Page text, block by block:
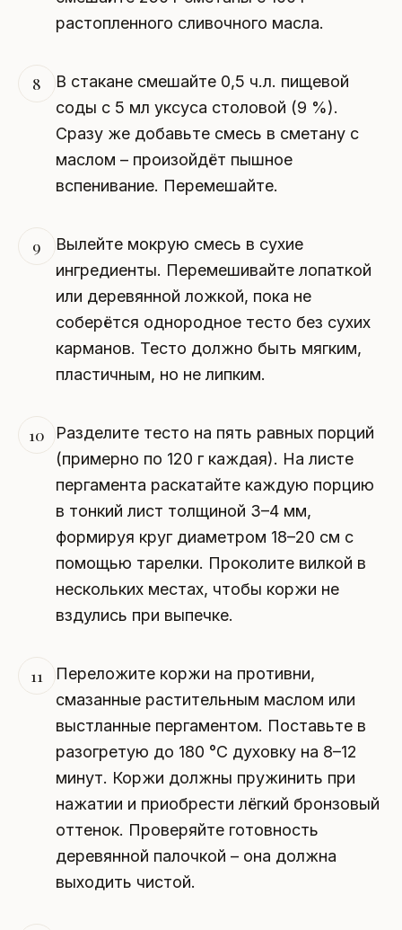
растопленного сливочного масла.
8
В стакане смешайте 0,5 ч.л. пищевой
соды с 5 мл уксуса столовой (9 %).
Сразу же добавьте смесь в сметану с
маслом – произойдёт пышное
вспенивание. Перемешайте.
9
Вылейте мокрую смесь в сухие
ингредиенты. Перемешивайте лопаткой
или деревянной ложкой, пока не
соберётся однородное тесто без сухих
карманов. Тесто должно быть мягким,
пластичным, но не липким.
10 Разделите тесто на пять равных порций
(примерно по 120 г каждая). На листе
пергамента раскатайте каждую порцию
в тонкий лист толщиной 3–4 мм,
формируя круг диаметром 18–20 см с
помощью тарелки. Проколите вилкой в
нескольких местах, чтобы коржи не
вздулись при выпечке.
11
Переложите коржи на противни,
смазанные растительным маслом или
выстланные пергаментом. Поставьте в
разогретую до 180 °C духовку на 8–12
минут. Коржи должны пружинить при
нажатии и приобрести лёгкий бронзовый
оттенок. Проверяйте готовность
деревянной палочкой – она должна
выходить чистой.